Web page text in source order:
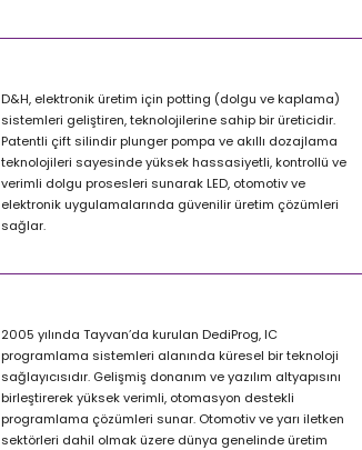
D&H, elektronik üretim için potting (dolgu ve kaplama)
sistemleri geliştiren, teknolojilerine sahip bir üreticidir.
Patentli çift silindir plunger pompa ve akıllı dozajlama
teknolojileri sayesinde yüksek hassasiyetli, kontrollü ve
verimli dolgu prosesleri sunarak LED, otomotiv ve
elektronik uygulamalarında güvenilir üretim çözümleri
sağlar.
2005 yılında Tayvan’da kurulan DediProg, IC
programlama sistemleri alanında küresel bir teknoloji
sağlayıcısıdır. Gelişmiş donanım ve yazılım altyapısını
birleştirerek yüksek verimli, otomasyon destekli
programlama çözümleri sunar. Otomotiv ve yarı iletken
sektörleri dahil olmak üzere dünya genelinde üretim